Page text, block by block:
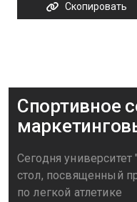
Скопировать
Спортивное
Сегодня
стол, посвященный
по легкой атлетике